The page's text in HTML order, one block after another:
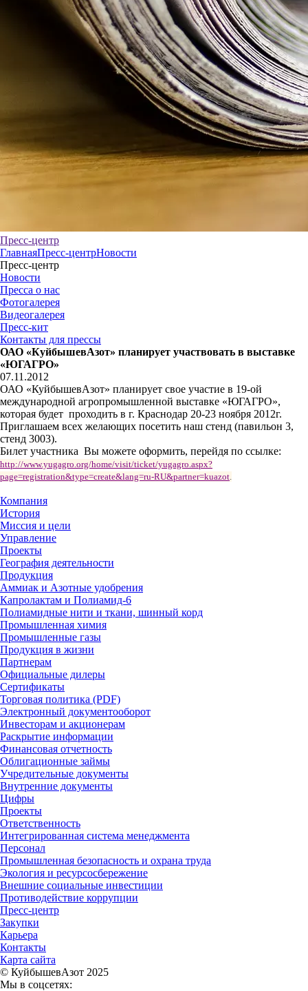
Пресс-центр
ГлавнаяПресс-центрНовости
Пресс-центр
Новости
Пресса о нас
Фотогалерея
Видеогалерея
Пресс-кит
Контакты для прессы
ОАО «КуйбышевАзот» планирует участвовать в выставке
«ЮГАГРО»
07.11.2012
ОАО «КуйбышевАзот» планирует свое участие в 19-ой
международной агропромышленной выставке «ЮГАГРО»,
которая будет проходить в г. Краснодар 20-23 ноября 2012г.
Приглашаем всех желающих посетить наш стенд (павильон 3,
стенд 3003).
Билет участника Вы можете оформить, перейдя по ссылке:
http://www.yugagro.org/home/visit/ticket/yugagro.aspx?
page=registration&type=create&lang=ru-RU&partner=kuazot
Компания
История
Миссия и цели
Управление
Проекты
География деятельности
Продукция
Аммиак и Азотные удобрения
Капролактам и Полиамид-6
Полиамидные нити и ткани, шинный корд
Промышленная химия
Промышленные газы
Продукция в жизни
Партнерам
Официальные дилеры
Сертификаты
Торговая политика (PDF)
Электронный документооборот
Инвесторам и акционерам
Раскрытие информации
Финансовая отчетность
Облигационные займы
Учредительные документы
Внутренние документы
Цифры
Проекты
Ответственность
Интегрированная система менеджмента
Персонал
Промышленная безопасность и охрана труда
Экология и ресурсосбережение
Внешние социальные инвестиции
Противодействие коррупции
Пресс-центр
Закупки
Карьера
Контакты
Карта сайта
© КуйбышевАзот 2025
Мы в соцсетях: